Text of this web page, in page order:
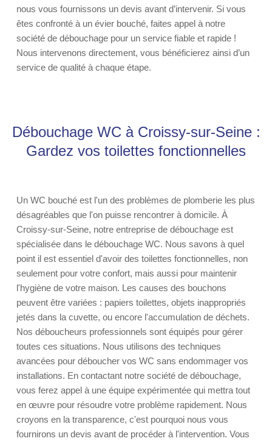
nous vous fournissons un devis avant d’intervenir. Si vous
êtes confronté à un évier bouché, faites appel à notre
société de débouchage pour un service fiable et rapide !
Nous intervenons directement, vous bénéficierez ainsi d’un
service de qualité à chaque étape.
Débouchage WC à Croissy-sur-Seine :
Gardez vos toilettes fonctionnelles
Un WC bouché est l'un des problèmes de plomberie les plus
désagréables que l'on puisse rencontrer à domicile. À
Croissy-sur-Seine, notre entreprise de débouchage est
spécialisée dans le débouchage WC. Nous savons à quel
point il est essentiel d'avoir des toilettes fonctionnelles, non
seulement pour votre confort, mais aussi pour maintenir
l'hygiène de votre maison. Les causes des bouchons
peuvent être variées : papiers toilettes, objets inappropriés
jetés dans la cuvette, ou encore l'accumulation de déchets.
Nos déboucheurs professionnels sont équipés pour gérer
toutes ces situations. Nous utilisons des techniques
avancées pour déboucher vos WC sans endommager vos
installations. En contactant notre société de débouchage,
vous ferez appel à une équipe expérimentée qui mettra tout
en œuvre pour résoudre votre problème rapidement. Nous
croyons en la transparence, c'est pourquoi nous vous
fournirons un devis avant de procéder à l'intervention. Vous